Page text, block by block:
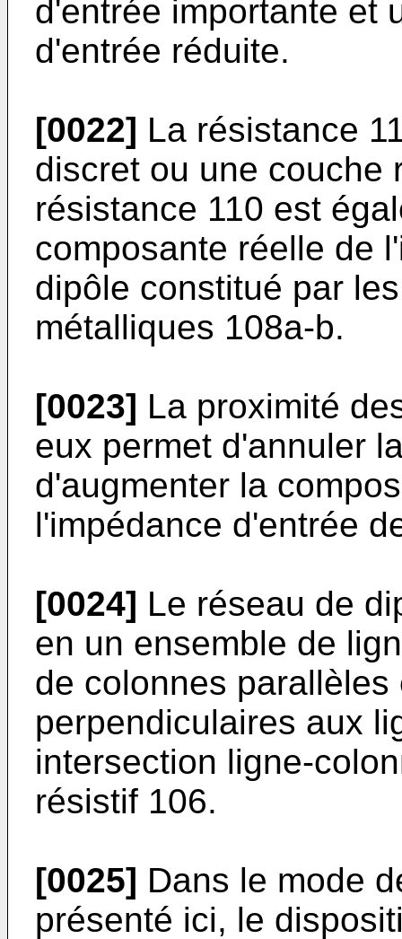
d'entrée importante et
d'entrée réduite.
[0022] La résistance
discret ou une couche
résistance 110 est
composante réelle de
dipôle constitué par
métalliques 108a-b.
[0023] La proximité
eux permet d'annuler
d'augmenter la
l'impédance d'entrée
[0024] Le réseau de
en un ensemble de
de colonnes parallèles
perpendiculaires aux
intersection ligne-
résistif 106.
[0025] Dans le mode
présenté ici, le